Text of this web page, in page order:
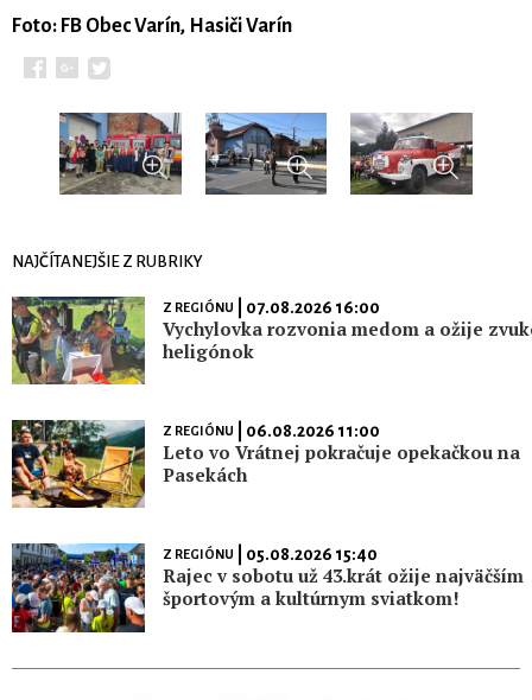
Foto: FB Obec Varín, Hasiči Varín
NAJČÍTANEJŠIE Z RUBRIKY
Z REGIÓNU | 07.08.2026 16:00
Vychylovka rozvonia medom a ožije
heligónok
Z REGIÓNU | 06.08.2026 11:00
Leto vo Vrátnej pokračuje opekačkou na
Pasekách
Z REGIÓNU | 05.08.2026 15:40
Rajec v sobotu už 43.krát ožije najväčším
športovým a kultúrnym sviatkom!